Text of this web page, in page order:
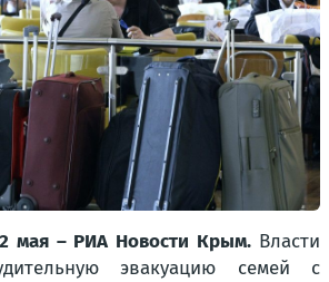
мая – РИА Новости Крым. Власти
эвакуацию семей с